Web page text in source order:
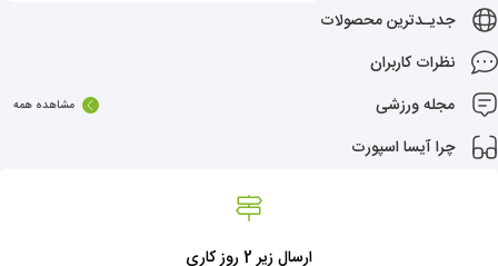
جدیـدترین محصولات
نظرات کاربران
مجله ورزشی
مشاهده همه
چرا آیسا اسپورت
ارسال زیر 2 روز کاری